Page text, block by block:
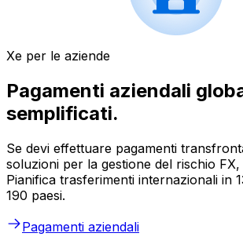
Xe per le aziende
Pagamenti aziendali
semplificati.
Se devi effettuare pagamenti
soluzioni per la gestione del rischio
Pianifica trasferimenti internazionali in
190 paesi.
Pagamenti aziendali